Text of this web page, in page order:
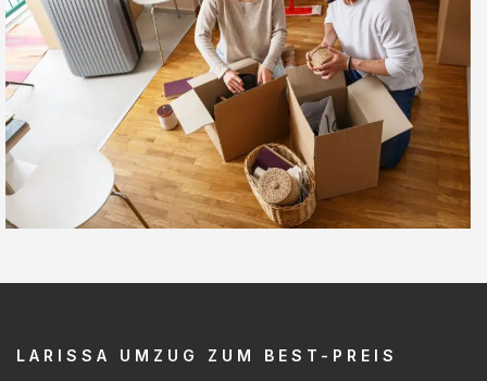
LARISSA UMZUG ZUM BEST-PREIS